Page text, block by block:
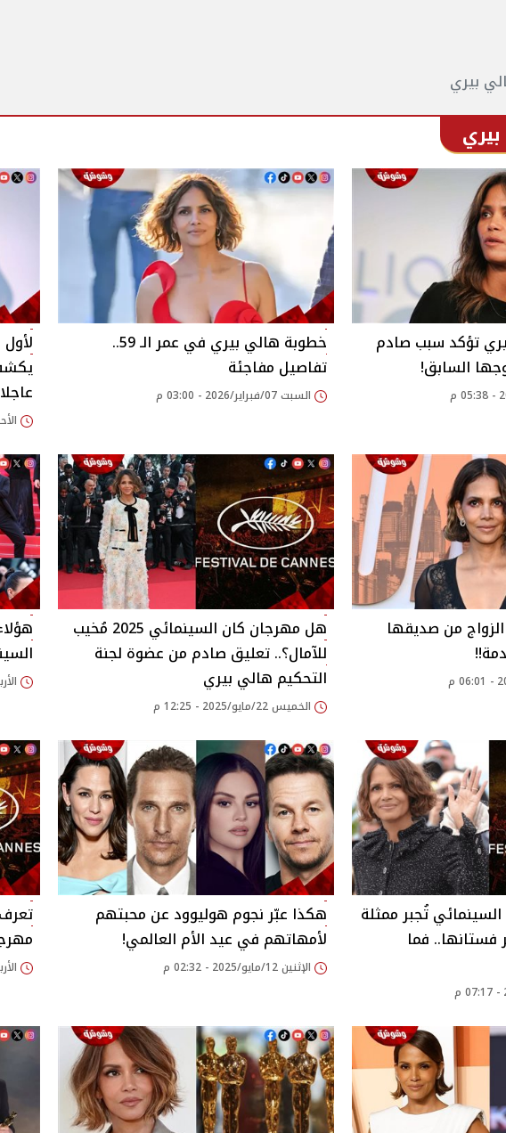
بيري
تؤكد سبب صادم
السابق!
خطوبة هالي بيري في عمر الـ 59..
تفاصيل مفاجئة
السبت 07/فبراير/2026 - 03:00 م
عاجلا
الأحد 10/أغسطس/
من صديقها
هل مهرجان كان السينمائي 2025 مُخيب
للآمال؟.. تعليق صادم من عضوة لجنة
التحكيم هالي بيري
الخميس 22/مايو/2025 - 12:25 م
الأربعاء 14/
تُجبر ممثلة
فستانها.. فما
هكذا عبّر نجوم هوليوود عن محبتهم
لأمهاتهم في عيد الأم العالمي!
الإثنين 12/مايو/2025 - 02:32 م الأربعاء 30/